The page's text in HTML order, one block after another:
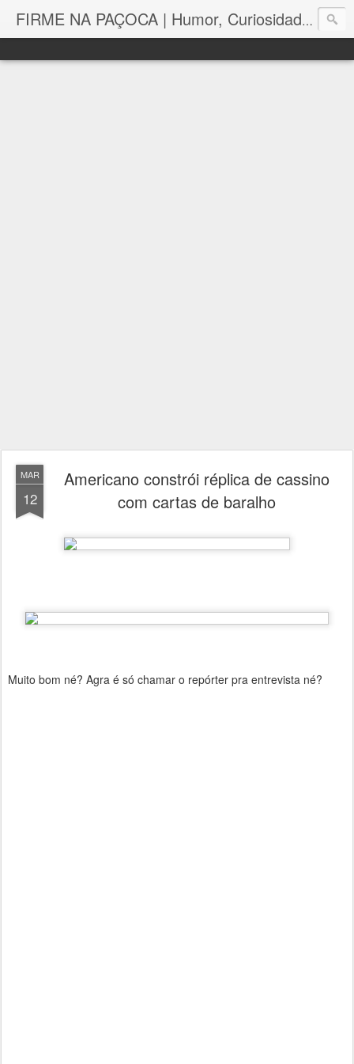
FIRME NA PAÇOCA | Humor, Curiosidades, Tutoriais e Muito mais
MAR
12
Americano constrói réplica de cassino
com cartas de baralho
Muito bom né? Agra é só chamar o repórter pra entrevista né?